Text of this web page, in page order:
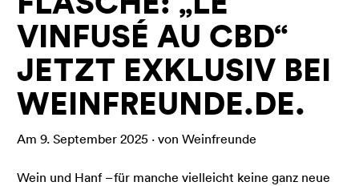
r
t
s
i
t
VINFUSÉ AU CBD“
JETZT EXKLUSIV BEI
WEINFREUNDE.DE.
Am 9. September 2025 · von Weinfreunde
Wein und Hanf – für manche vielleicht keine ganz neue